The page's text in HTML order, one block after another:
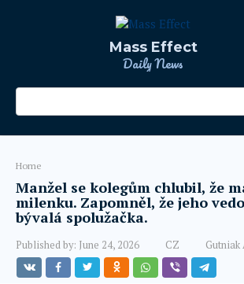
Mass Effect
Daily News
Search:
Home
Manžel se kolegům chlubil, že
milenku. Zapomněl, že jeho
bývalá spolužačka.
Published by: June 24, 2026 CZ Gutniak